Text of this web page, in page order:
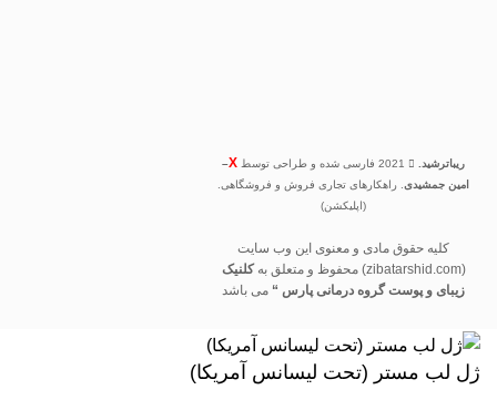
ریباترشید. X
–
امین جمشیدی. راهکارهای تجاری فروش و فروشگاهی.
(اپلیکشن)
کلیه حقوق مادی و معنوی این وب سایت
(zibatarshid.com) محفوظ و متعلق به
کلنیک
زیبای و پوست گروه درمانی پارس “ می باشد
ژل لب مستر (تحت لیسانس آمریکا)